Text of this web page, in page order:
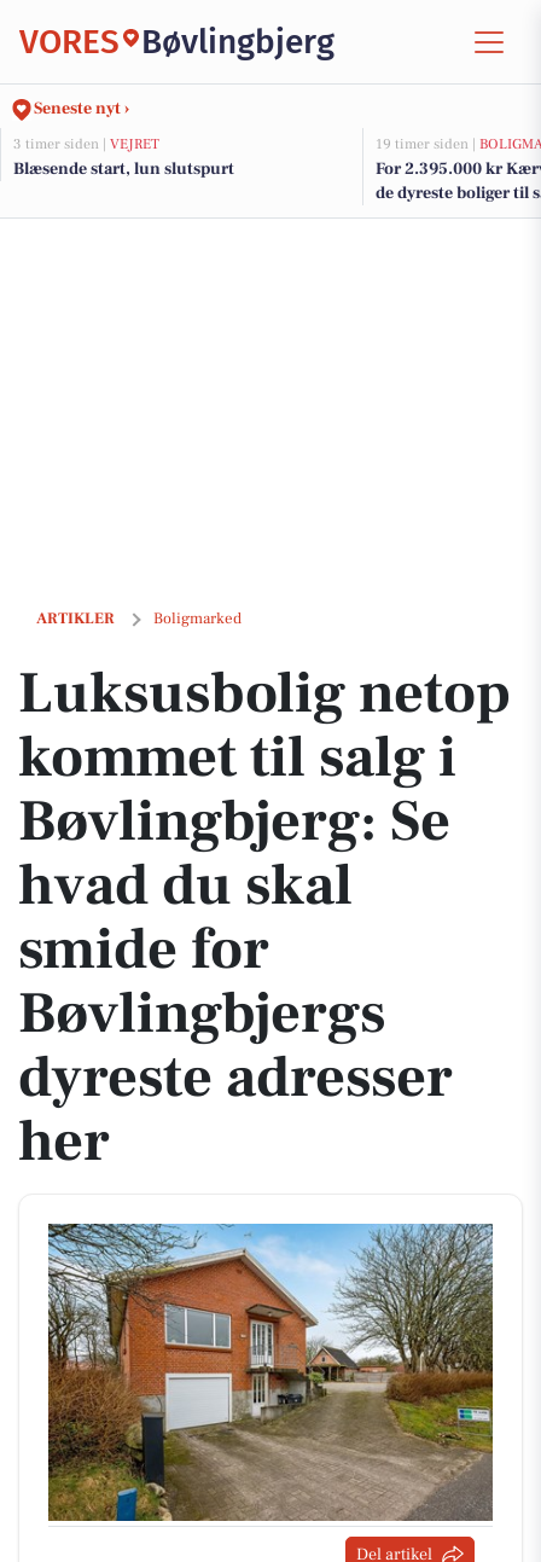
VORES Bøvlingbjerg
Seneste nyt ›
3 timer siden | VEJRET
Blæsende start, lun slutspurt
19 timer siden |
For 2.395.000 kr
de dyreste boliger til
ARTIKLER Boligmarked
Luksusbolig netop kommet til salg i Bøvlingbjerg: Se hvad du skal
Luksusbolig netop
kommet til salg i
Bøvlingbjerg: Se
hvad du skal
smide for
Bøvlingbjergs
dyreste adresser
her
Del artikel